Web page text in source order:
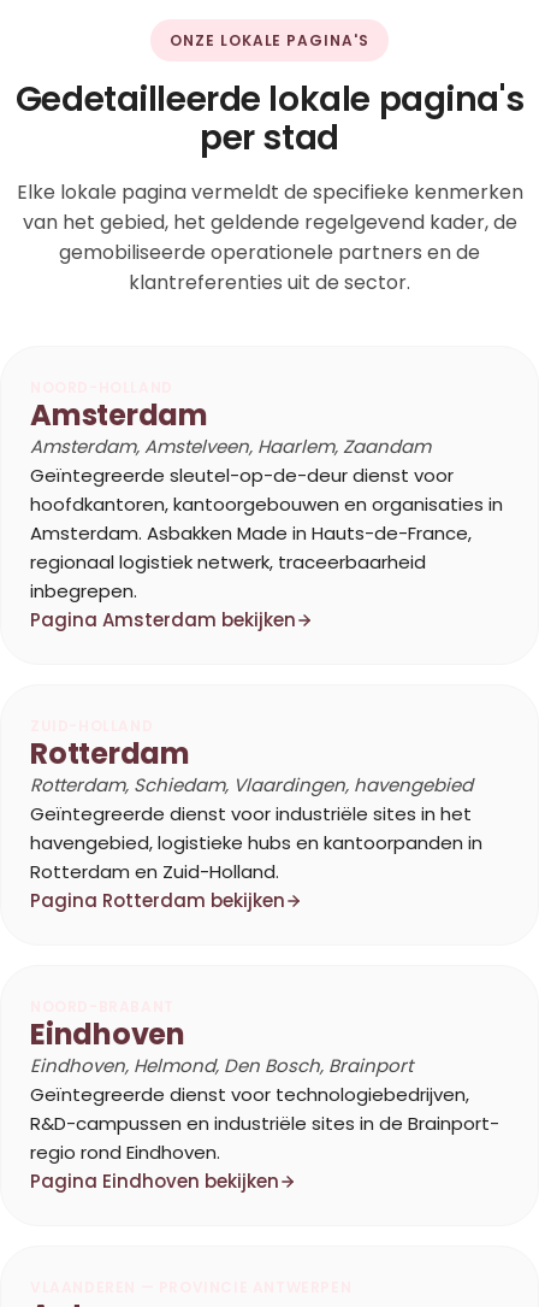
ONZE LOKALE PAGINA'S
Gedetailleerde lokale pagina's
per stad
Elke lokale pagina vermeldt de specifieke kenmerken
van het gebied, het geldende regelgevend kader, de
gemobiliseerde operationele partners en de
klantreferenties uit de sector.
Amsterdam
Amsterdam, Amstelveen, Haarlem, Zaandam
Geïntegreerde sleutel-op-de-deur dienst voor
hoofdkantoren, kantoorgebouwen en organisaties in
Amsterdam. Asbakken Made in Hauts-de-France,
regionaal logistiek netwerk, traceerbaarheid
inbegrepen.
Pagina Amsterdam bekijken
Rotterdam
Rotterdam, Schiedam, Vlaardingen, havengebied
Geïntegreerde dienst voor industriële sites in het
havengebied, logistieke hubs en kantoorpanden in
Rotterdam en Zuid-Holland.
Pagina Rotterdam bekijken
Eindhoven
Eindhoven, Helmond, Den Bosch, Brainport
Geïntegreerde dienst voor technologiebedrijven,
R&D-campussen en industriële sites in de Brainport-
regio rond Eindhoven.
Pagina Eindhoven bekijken